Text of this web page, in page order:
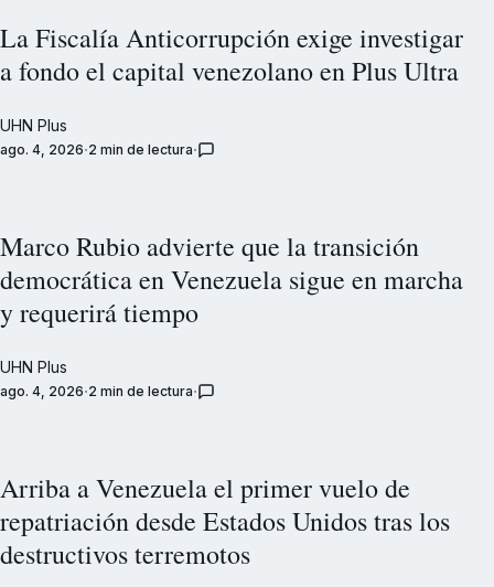
La Fiscalía Anticorrupción exige investigar
a fondo el capital venezolano en Plus Ultra
UHN Plus
ago. 4, 2026 2 min de lectura
Marco Rubio advierte que la transición
democrática en Venezuela sigue en marcha
y requerirá tiempo
UHN Plus
ago. 4, 2026 2 min de lectura
Arriba a Venezuela el primer vuelo de
repatriación desde Estados Unidos tras los
destructivos terremotos